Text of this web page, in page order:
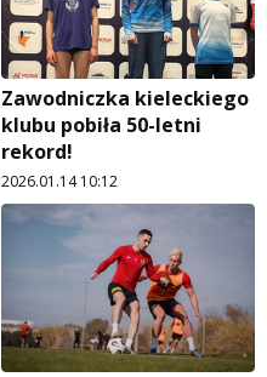
Zawodniczka kieleckiego
klubu pobiła 50-letni
rekord!
2026.01.14 10:12